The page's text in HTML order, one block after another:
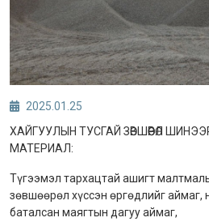
2025.01.25
ХАЙГУУЛЫН ТУСГАЙ ЗӨВШӨӨРӨЛ
МАТЕРИАЛ:
Түгээмэл тархацтай ашигт
зөвшөөрөл хүссэн өргөдлийг аймаг,
баталсан маягтын дагуу аймаг,